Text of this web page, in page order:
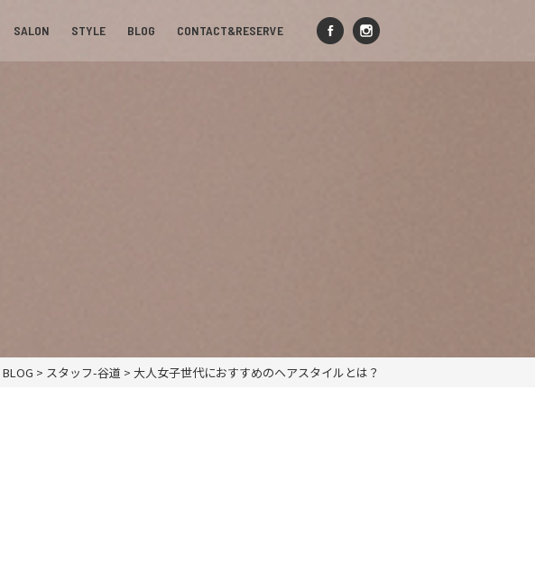
SALON STYLE BLOG CONTACT&RESERVE
BLOG > スタッフ-谷道 > 大人女子世代におすすめのヘアスタイルとは？